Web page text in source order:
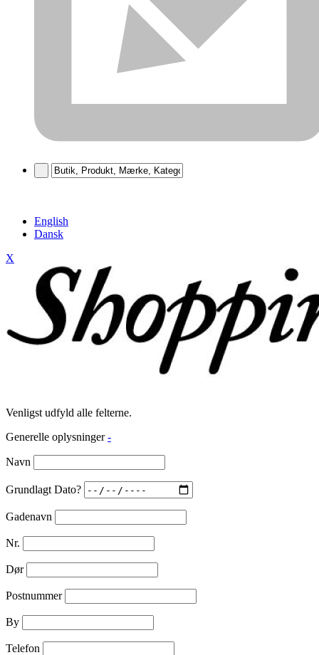
English
Dansk
X
Venligst udfyld alle felterne.
Generelle oplysninger -
Navn
Grundlagt Dato?
Gadenavn
Nr.
Dør
Postnummer
By
Telefon